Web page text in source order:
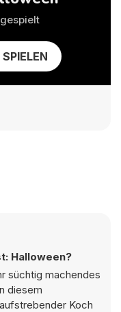
Halloween?
süchtig machendes
diesem
Koch